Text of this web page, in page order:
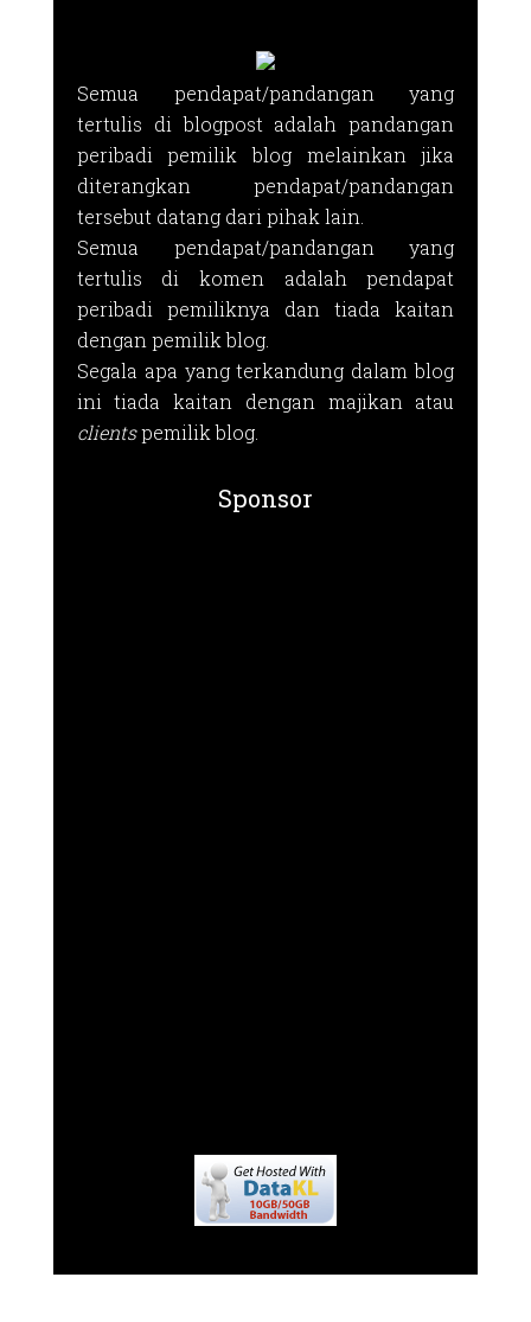
Semua pendapat/pandangan yang
tertulis di blogpost adalah pandangan
peribadi pemilik blog melainkan jika
diterangkan pendapat/pandangan
tersebut datang dari pihak lain.
Semua pendapat/pandangan yang
tertulis di komen adalah pendapat
peribadi pemiliknya dan tiada kaitan
dengan pemilik blog.
Segala apa yang terkandung dalam blog
ini tiada kaitan dengan majikan atau
clientspemilik blog.
Sponsor